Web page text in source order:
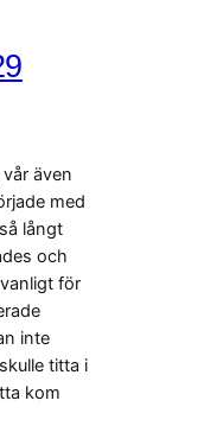
även
med
långt
och
för
inte
titta i
kom